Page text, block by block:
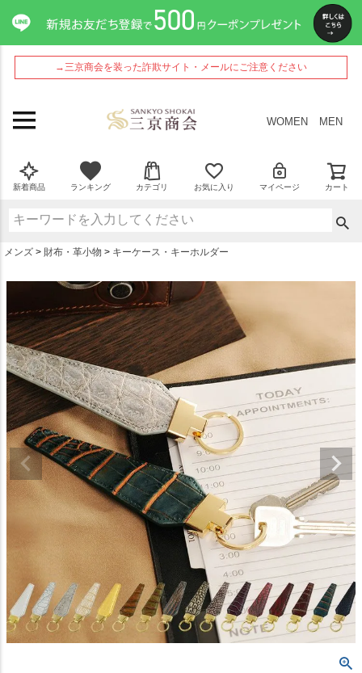
→三京商会を装った詐欺サイト・メールにご注意ください
WOMEN MEN
新着商品 ランキング カテゴリ お気に入り マイページ カート
メンズ 財布・革小物 キーケース・キーホルダー
ペー
ジト
ップ
へ